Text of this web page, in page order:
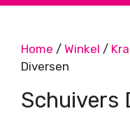
Home / Winkel /
Diversen
Schuivers